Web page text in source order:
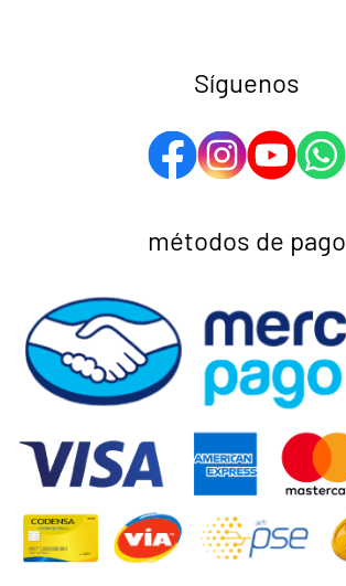
Síguenos
métodos de pago